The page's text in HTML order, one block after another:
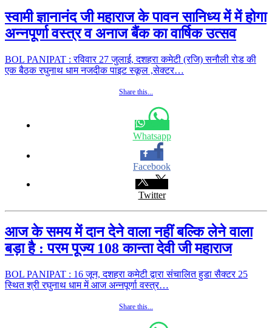
स्वामी ज्ञानानंद जी महाराज के पावन सानिध्य में में होगा
अन्नपूर्णा वस्त्र व अनाज बैंक का वार्षिक उत्सव
BOL PANIPAT : रविवार 27 जुलाई, दशहरा कमेटी (रजि) सनौली रोड की
एक बैठक रघुनाथ धाम नजदीक पाइट स्कूल ,सेक्टर…
Share this...
Whatsapp
Facebook
Twitter
आज के समय में दान देने वाला नहीं बल्कि लेने वाला
बड़ा है : परम पूज्य 108 कान्ता देवी जी महाराज
BOL PANIPAT : 16 जून, दशहरा कमेटी द्वारा संचालित हुडा सैक्टर 25
स्थित श्री रघुनाथ धाम में आज अन्नपूर्णा वस्त्र…
Share this...